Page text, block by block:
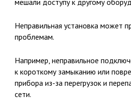
мешали доступу к другому
Неправильная установка может
проблемам.
Например, неправильное
к короткому замыканию или
прибора из-за перегрузок и
сети.